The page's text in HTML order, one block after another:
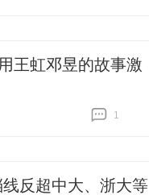
王虹邓昱的故事激
1
线反超中大、浙大等